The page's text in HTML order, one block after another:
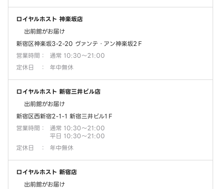
ロイヤルホスト 神楽坂店
出前館がお届け
新宿区神楽坂3-2-20 ヴァンテ・アン神楽坂2Ｆ
営業時間 ：
通常 10:30～21:00
定休日
： 年中無休
ロイヤルホスト 新宿三井ビル店
出前館がお届け
新宿区西新宿2-1-1 新宿三井ビル1Ｆ
営業時間 ：
通常 10:30～21:00
平日 10:30～21:00
定休日
： 年中無休
ロイヤルホスト 新宿店
出前館がお届け